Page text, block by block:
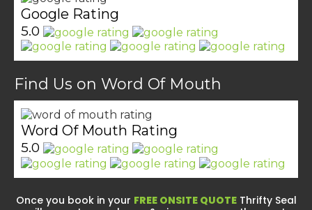
Google Rating
5.0
Find Us on Word Of Mouth
Word Of Mouth Rating
5.0
Once you book in your FREE ONSITE QUOTEThrifty Seal